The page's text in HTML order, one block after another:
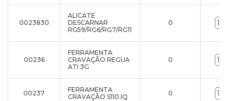
0023830
ALICATE
DESCARNAR
RG59/RG6/RG7/RG11
0
00236
FERRAMENTA
CRAVAÇÃO REGUA
ATI 3G
0
00237
FERRAMENTA
CRAVAÇÃO S110.IQ
0